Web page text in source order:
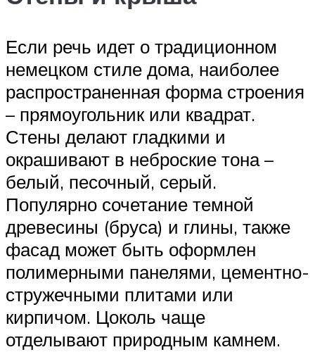
Если речь идет о традиционном
немецком стиле дома, наиболее
распространенная форма строения
– прямоугольник или квадрат.
Стены делают гладкими и
окрашивают в неброские тона –
белый, песочный, серый.
Популярно сочетание темной
древесины (бруса) и глины, также
фасад может быть оформлен
полимерными панелями, цементно-
стружечными плитами или
кирпичом. Цоколь чаще
отделывают природным камнем.